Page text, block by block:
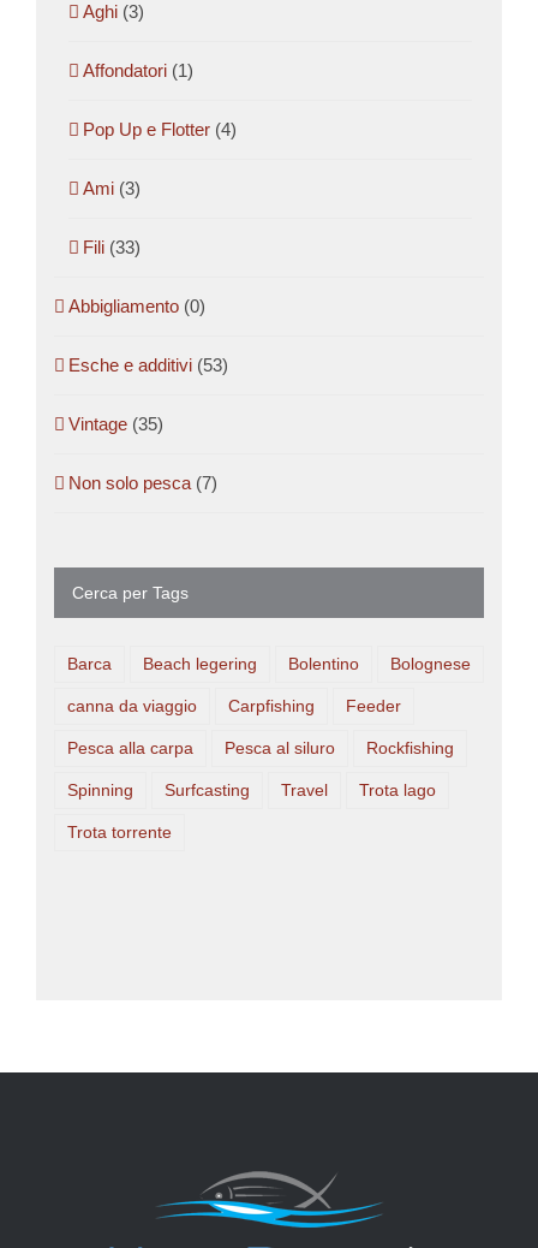
Aghi (3)
Affondatori (1)
Pop Up e Flotter (4)
Ami (3)
Fili (33)
Abbigliamento (0)
Esche e additivi (53)
Vintage (35)
Non solo pesca (7)
Cerca per Tags
Barca Beach legering Bolentino Bolognese
canna da viaggio Carpfishing Feeder
Pesca alla carpa Pesca al siluro Rockfishing
Spinning Surfcasting Travel Trota lago
Trota torrente